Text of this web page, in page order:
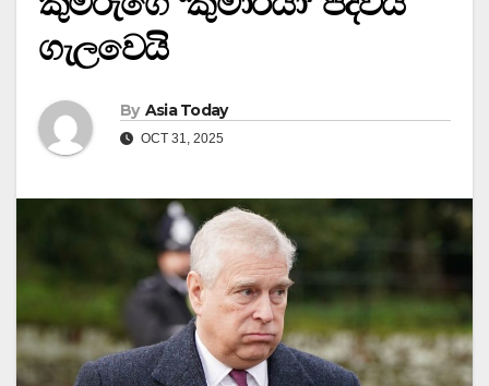
ගැලවෙයි
By Asia Today
OCT 31, 2025